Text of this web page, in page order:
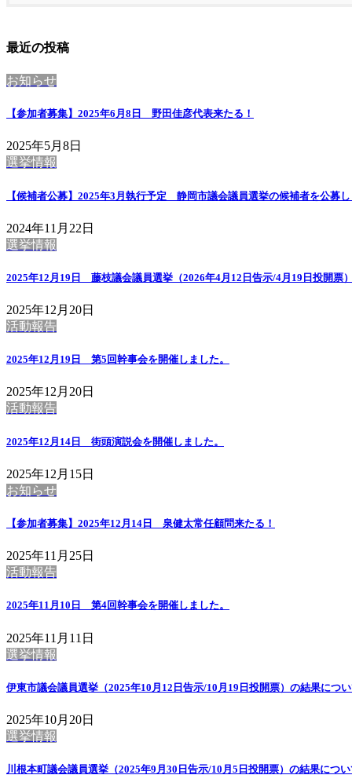
最近の投稿
お知らせ
【参加者募集】2025年6月8日 野田佳彦代表来たる！
2025年5月8日
選挙情報
【候補者公募】2025年3月執行予定 静岡市議会議員選挙の候補者を公募し
2024年11月22日
選挙情報
2025年12月19日 藤枝議会議員選挙（2026年4月12日告示/4月19日投開票
2025年12月20日
活動報告
2025年12月19日 第5回幹事会を開催しました。
2025年12月20日
活動報告
2025年12月14日 街頭演説会を開催しました。
2025年12月15日
お知らせ
【参加者募集】2025年12月14日 泉健太常任顧問来たる！
2025年11月25日
活動報告
2025年11月10日 第4回幹事会を開催しました。
2025年11月11日
選挙情報
伊東市議会議員選挙（2025年10月12日告示/10月19日投開票）の結果につい
2025年10月20日
選挙情報
川根本町議会議員選挙（2025年9月30日告示/10月5日投開票）の結果につい